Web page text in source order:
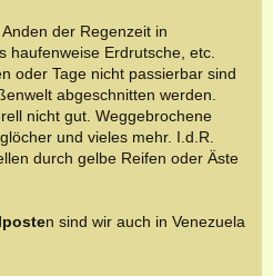
der Regenzeit in
haufenweise Erdrutsche, etc.
oder Tage nicht passierbar sind
abgeschnitten werden.
nicht gut. Weggebrochene
und vieles mehr. I.d.R.
durch gelbe Reifen oder Äste
n sind wir auch in Venezuela